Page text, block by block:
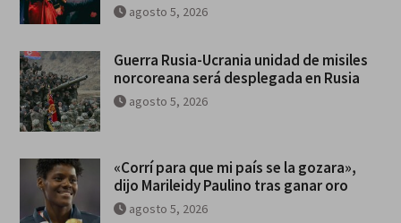
agosto 5, 2026
Guerra Rusia-Ucrania unidad de misiles
norcoreana será desplegada en Rusia
agosto 5, 2026
«Corrí para que mi país se la gozara»,
dijo Marileidy Paulino tras ganar oro
agosto 5, 2026